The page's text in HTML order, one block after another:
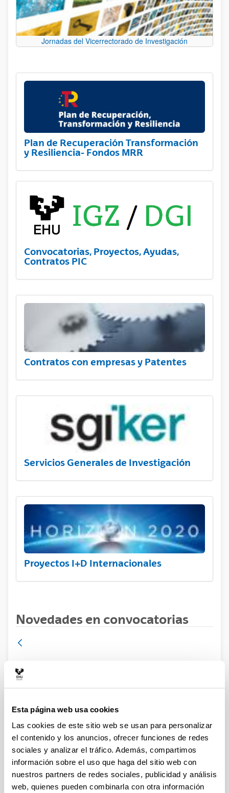
Esta página web usa cookies
Las cookies de este sitio web se usan para personalizar
el contenido y los anuncios, ofrecer funciones de redes
sociales y analizar el tráfico. Además, compartimos
información sobre el uso que haga del sitio web con
nuestros partners de redes sociales, publicidad y análisis
web, quienes pueden combinarla con otra información
Jornadas del Vicerrectorado de Investigación
Plan de Recuperación Transformación
y Resiliencia- Fondos MRR
Convocatorias, Proyectos, Ayudas,
Contratos PIC
Contratos con empresas y Patentes
Servicios Generales de Investigación
Proyectos I+D Internacionales
Novedades en convocatorias
Ayudas para investigadores o
investigadoras visitantes en Clare Hall
de la Universidad de Cambridge (2023-
2024)
Otras ayudas
Plazo de presentación cerrado: 23/06/2023 - 22/07/2023
23:59
Se ha publicado la convocatoria.